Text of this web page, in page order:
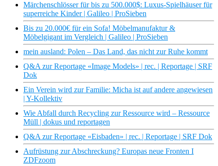
Märchenschlösser für bis zu 500.000$: Luxus-Spielhäuser für
superreiche Kinder | Galileo | ProSieben
Bis zu 20.000€ für ein Sofa! Möbelmanufaktur &
Möbelgigant im Vergleich | Galileo | ProSieben
mein ausland: Polen – Das Land, das nicht zur Ruhe kommt
Q&A zur Reportage «Image Models» | rec. | Reportage | SRF
Dok
Ein Verein wird zur Familie: Micha ist auf andere angewiesen
| Y-Kollektiv
Wie Abfall durch Recycling zur Ressource wird – Ressource
Müll | dokus und reportagen
Q&A zur Reportage «Eisbaden» | rec. | Reportage | SRF Dok
Aufrüstung zur Abschreckung? Europas neue Fronten I
ZDFzoom